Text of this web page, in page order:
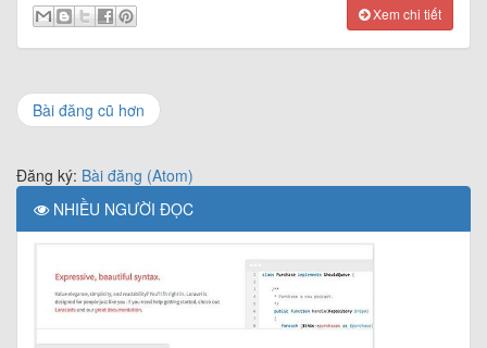
Xem chi tiết
Bài đăng cũ hơn
Đăng ký: Bài đăng (Atom)
NHIỀU NGƯỜI ĐỌC